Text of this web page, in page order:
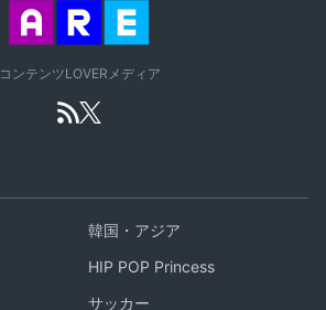
コンテンツLOVERメディア
韓国・アジア
HIP POP Princess
サッカー